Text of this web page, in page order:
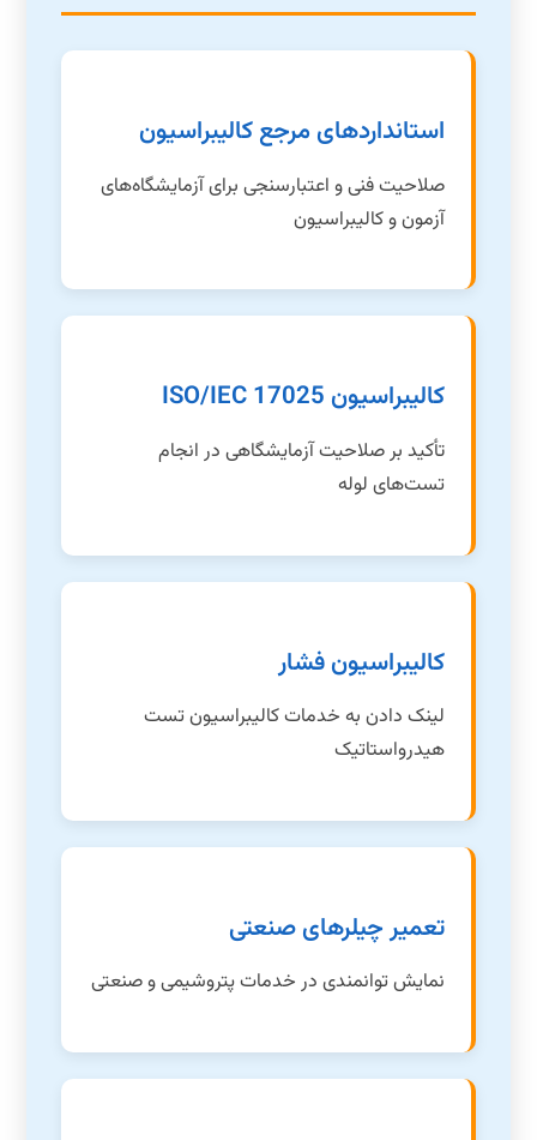
استانداردهای مرجع کالیبراسیون
صلاحیت فنی و اعتبارسنجی برای آزمایشگاه‌های
آزمون و کالیبراسیون
کالیبراسیون ISO/IEC 17025
تأکید بر صلاحیت آزمایشگاهی در انجام
تست‌های لوله
کالیبراسیون فشار
لینک دادن به خدمات کالیبراسیون تست
هیدرواستاتیک
تعمیر چیلرهای صنعتی
نمایش توانمندی در خدمات پتروشیمی و صنعتی